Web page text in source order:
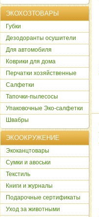
ЭКОХОЗТОВАРЫ
Губки
Дезодоранты осушители
Для автомобиля
Коврики для дома
Перчатки хозяйственные
Салфетки
Тапочки-пылесосы
Упаковочные Эко-салфетки
Швабры
ЭКООКРУЖЕНИЕ
Экоканцтовары
Сумки и авоськи
Текстиль
Книги и журналы
Подарочные сертификаты
Уход за животными